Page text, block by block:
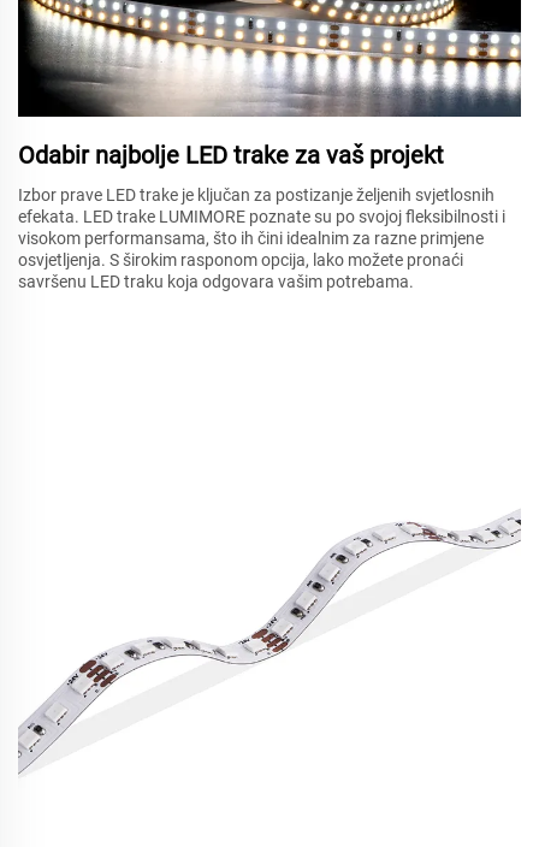
Odabir najbolje LED trake za vaš projekt
Izbor prave LED trake je ključan za postizanje željenih svjetlosnih
efekata. LED trake LUMIMORE poznate su po svojoj fleksibilnosti i
visokom performansama, što ih čini idealnim za razne primjene
osvjetljenja. S širokim rasponom opcija, lako možete pronaći
savršenu LED traku koja odgovara vašim potrebama.